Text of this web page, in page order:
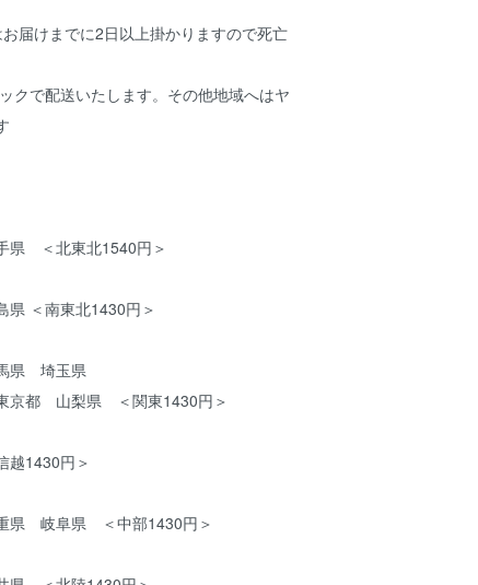
お届けまでに2日以上掛かりますので死亡
クで配送いたします。その他地域へはヤ
＜北東北1540円＞
＜南東北1430円＞
県 埼玉県
都 山梨県 ＜関東1430円＞
1430円＞
県 岐阜県 ＜中部1430円＞